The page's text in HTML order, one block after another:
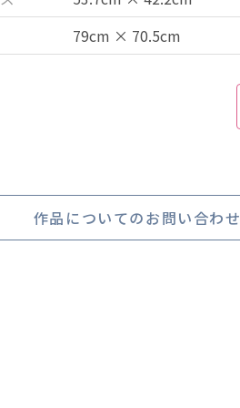
79cm × 70.5cm
作品についてのお問い合わせ